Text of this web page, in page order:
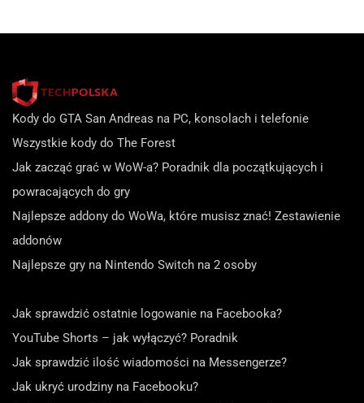
Kody do GTA San Andreas na PC, konsolach i telefonie
Wszystkie kody do The Forest
Jak zacząć grać w WoW-a? Poradnik dla początkujących i
powracających do gry
Najlepsze addony do WoWa, które musisz znać! Zestawienie
addonów
Najlepsze gry na Nintendo Switch na 2 osoby
Jak sprawdzić ostatnie logowanie na Facebooka?
YouTube Shorts – jak wyłączyć? Poradnik
Jak sprawdzić ilość wiadomości na Messengerze?
Jak ukryć urodziny na Facebooku?